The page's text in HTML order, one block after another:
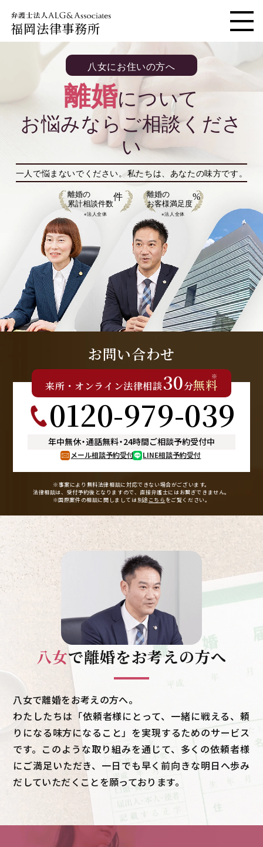
福岡法律事務所 メニ
八女にお住いの方へ
離婚について
お悩みならご相談くださ
い
一人で悩まないでください。 私たちは、あなたの味方です。
離婚の
累計相談件数
件
※法人全体
離婚の
お客様満足度
%
※法人全体
お問い合わせ
来所 ・ オンライン法律相談30分無料
※
0120-979-039
年中無休・通話無料・24時間ご相談予約受付中
メール相談予約受付 LINE相談予約受付
※事案により無料法律相談に対応できない場合がございます。
法律相談は、受付予約後となりますので、 直接弁護士にはお繋ぎできません。
※国際案件の相談に関しましては別途こちら をご覧ください。
八女で離婚をお考えの方へ
八女で離婚をお考えの方へ。
わたしたちは「依頼者様にとって、一緒に戦える、頼
りになる味方になること」を実現するためのサービス
です。このような取り組みを通じて、多くの依頼者様
にご満足いただき、一日でも早く前向きな明日へ歩み
だしていただくことを願っております。